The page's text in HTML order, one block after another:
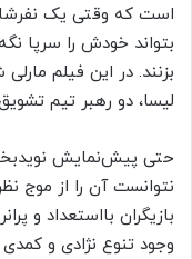
است که وقتی یک‌ نفرشان
بتواند خودش را سرپا
بزنند. در این فیلم
لیسا، دو رهبر تیم
حتی پیش‌نمایش
نتوانست آن را از موج
بازیگران بااستعداد و
وجود تنوع نژادی و